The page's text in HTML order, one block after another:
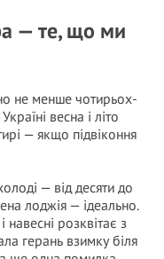
— те, що ми
не менше чотирьох-
весна і літо
— якщо підвіконня
— від десяти до
лоджія — ідеально.
розквітає з
герань взимку біля